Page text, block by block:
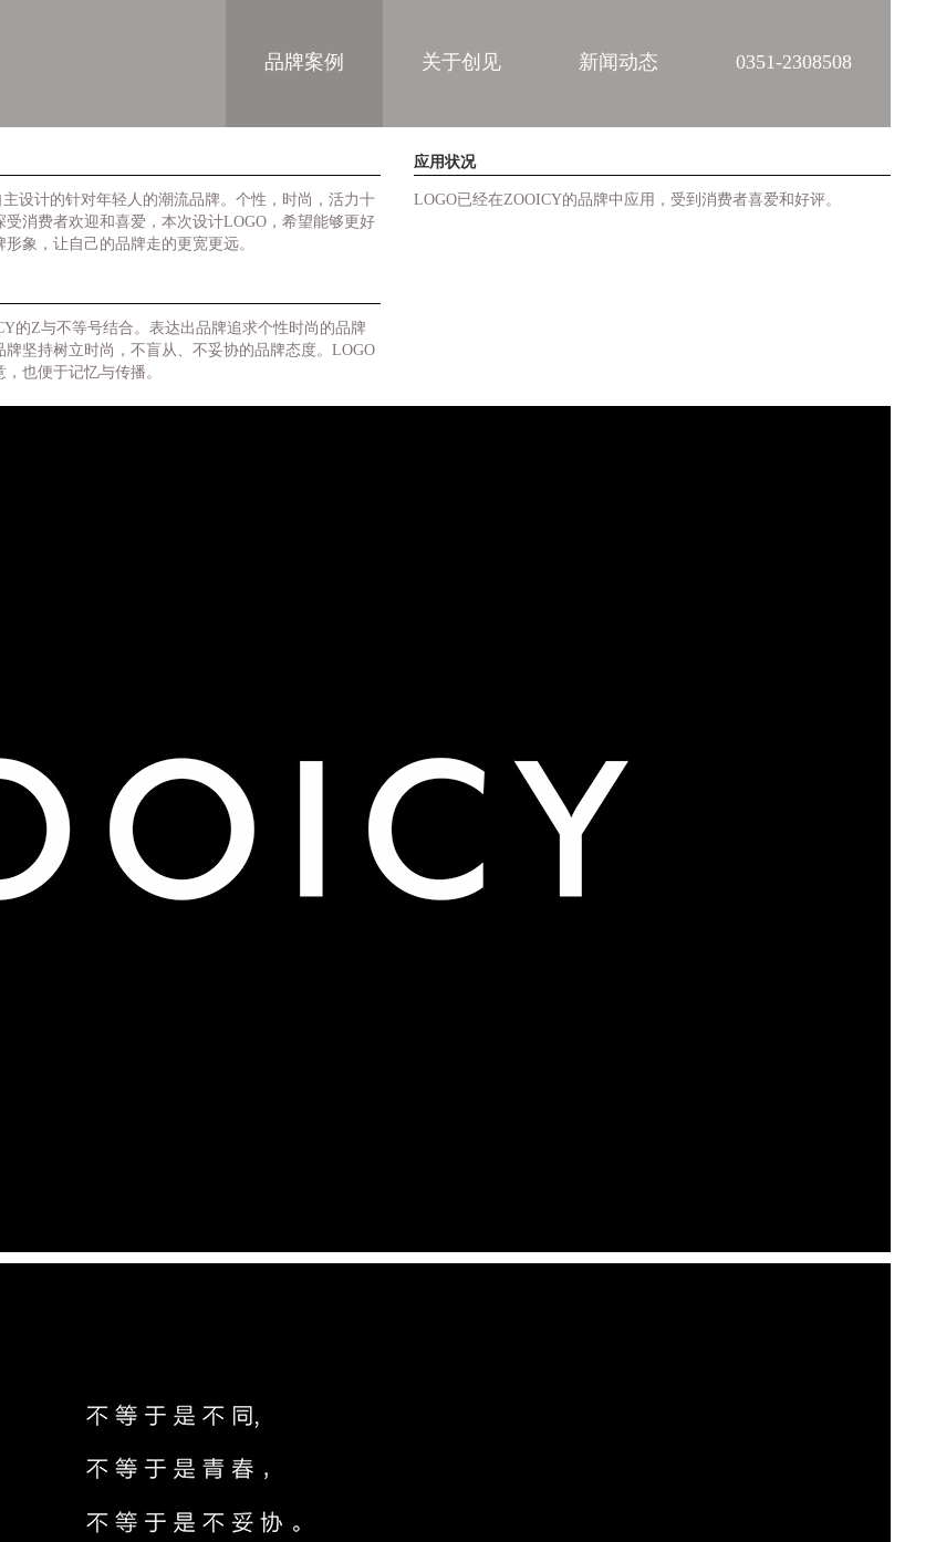
品牌案例 关于创见 新闻动态 0351-2308508
设计的针对年轻人的潮流品牌。个性，时尚，活力十
受消费者欢迎和喜爱，本次设计LOGO，希望能够更好
象，让自己的品牌走的更宽更远。
的Z与不等号结合。表达出品牌追求个性时尚的品牌
牌坚持树立时尚，不盲从、不妥协的品牌态度。LOGO
也便于记忆与传播。
应用状况
LOGO已经在ZOOICY的品牌中应用，受到消费者喜爱和好评。